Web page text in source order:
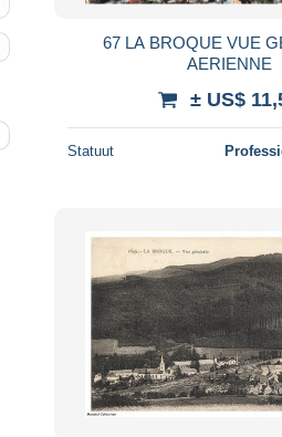
67 LA BROQUE VUE
AERIENNE
± US$
Statuut